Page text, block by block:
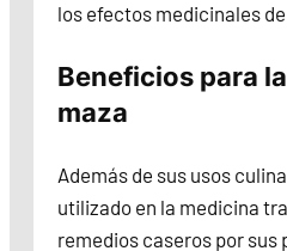
los efectos medicinales
Beneficios para
maza
Además de sus usos
utilizado en la medicina
remedios caseros por sus